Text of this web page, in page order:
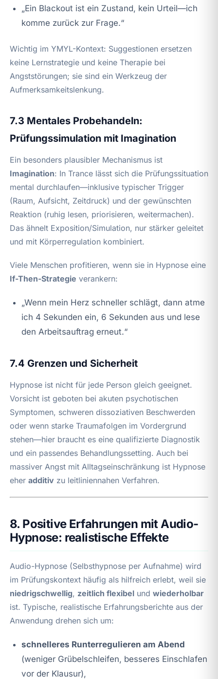
„Ein Blackout ist ein Zustand, kein Urteil—ich
komme zurück zur Frage.“
Wichtig im YMYL-Kontext: Suggestionen ersetzen
keine Lernstrategie und keine Therapie bei
Angststörungen; sie sind ein Werkzeug der
Aufmerksamkeitslenkung.
7.3 Mentales Probehandeln:
Prüfungssimulation mit Imagination
Ein besonders plausibler Mechanismus ist
Imagination: In Trance lässt sich die Prüfungssituation
mental durchlaufen—inklusive typischer Trigger
(Raum, Aufsicht, Zeitdruck) und der gewünschten
Reaktion (ruhig lesen, priorisieren, weitermachen).
Das ähnelt Exposition/Simulation, nur stärker geleitet
und mit Körperregulation kombiniert.
Viele Menschen profitieren, wenn sie in Hypnose eine
If-Then-Strategie verankern:
„Wenn mein Herz schneller schlägt, dann atme
ich 4 Sekunden ein, 6 Sekunden aus und lese
den Arbeitsauftrag erneut.“
7.4 Grenzen und Sicherheit
Hypnose ist nicht für jede Person gleich geeignet.
Vorsicht ist geboten bei akuten psychotischen
Symptomen, schweren dissoziativen Beschwerden
oder wenn starke Traumafolgen im Vordergrund
stehen—hier braucht es eine qualifizierte Diagnostik
und ein passendes Behandlungssetting. Auch bei
massiver Angst mit Alltagseinschränkung ist Hypnose
eher additiv zu leitliniennahen Verfahren.
8. Positive Erfahrungen mit Audio-
Hypnose: realistische Effekte
Audio-Hypnose (Selbsthypnose per Aufnahme) wird
im Prüfungskontext häufig als hilfreich erlebt, weil sie
niedrigschwellig, zeitlich flexibel und wiederholbar
ist. Typische, realistische Erfahrungsberichte aus der
Anwendung drehen sich um:
schnelleres Runterregulieren am Abend
(weniger Grübelschleifen, besseres Einschlafen
vor der Klausur),